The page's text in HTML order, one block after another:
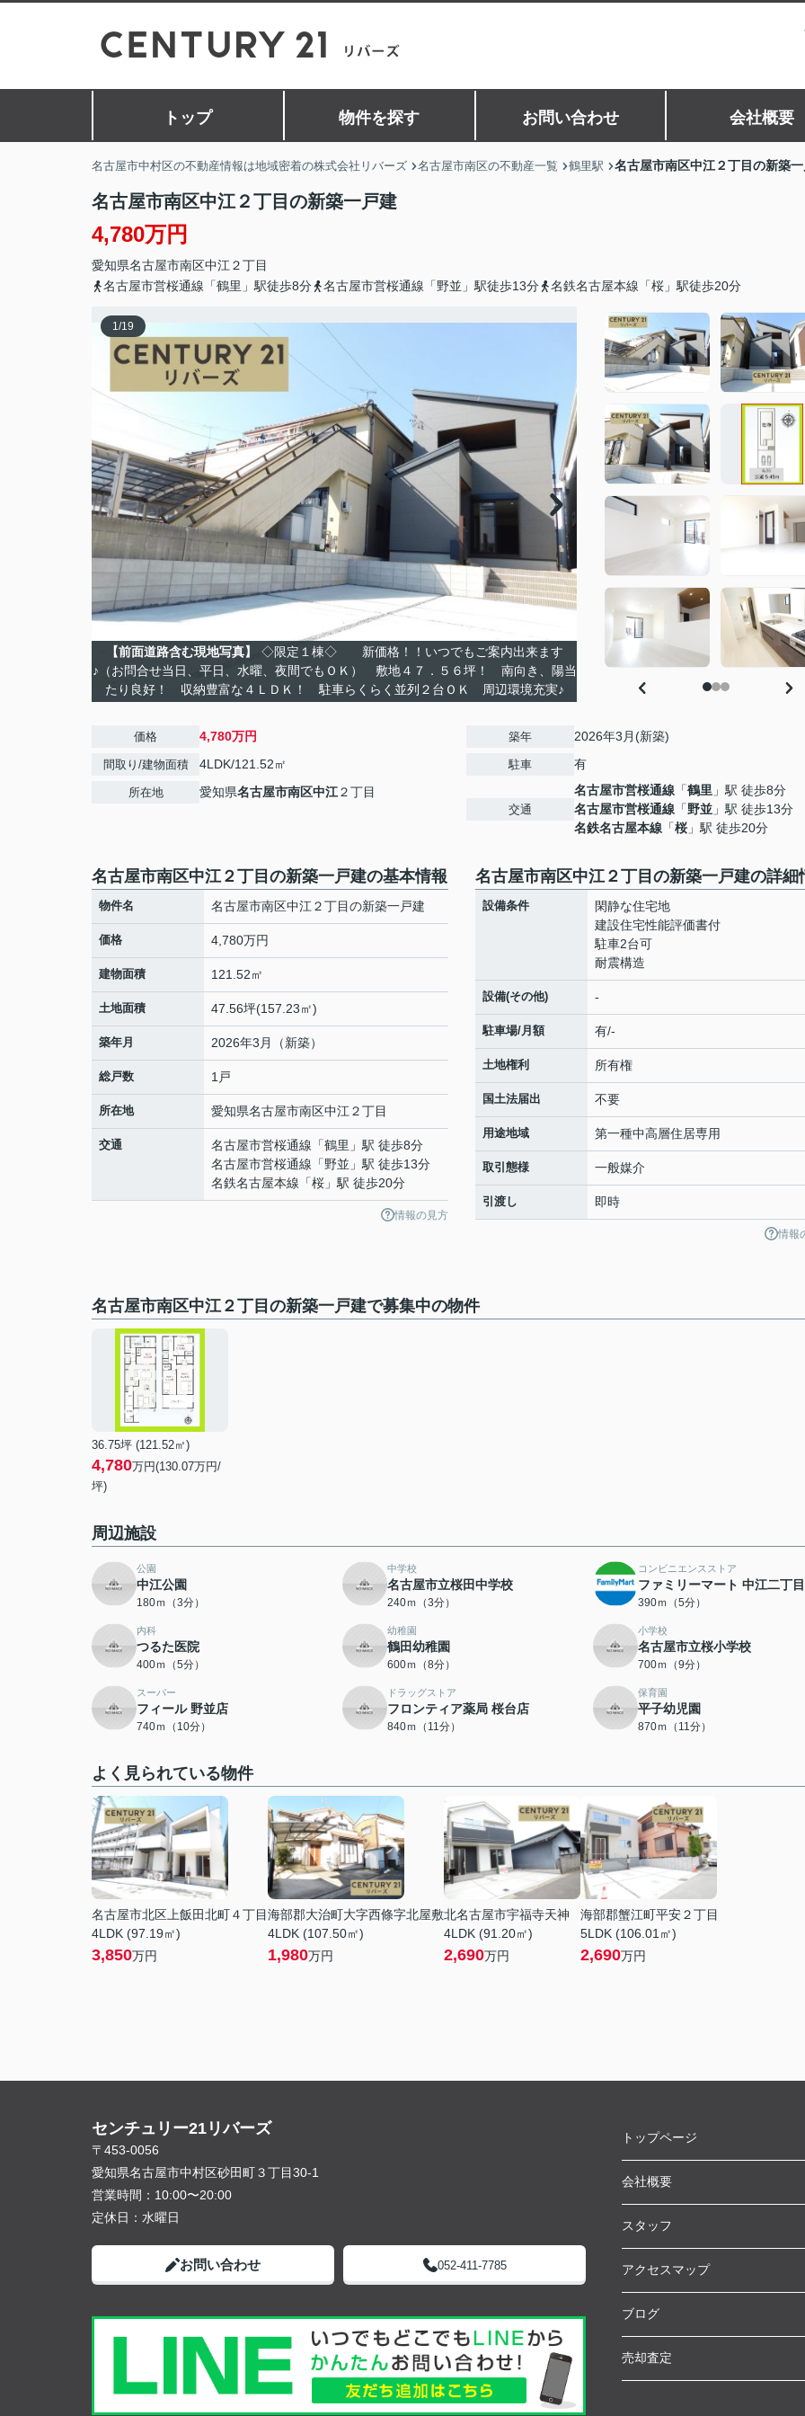
トップ 物件を探す お問い合わせ 会社概要
名古屋市中村区の不動産情報は地域密着の株式会社リバーズ 名古屋市南区の不動産一覧 鶴里駅 名古屋市南区中江２丁目の新築
名古屋市南区中江２丁目の新築一戸建
4,780万円
愛知県名古屋市南区中江 ２丁目
名古屋市営桜通線「鶴里」駅徒歩8分
名古屋市営桜通線「野並」駅徒歩13分 名鉄名古屋本線「桜」駅徒歩20分
1/19
【前面道路含む現地写真】
◇限定１棟◇ 新価格！！いつでもご案内出来ます
♪（お問合せ当日、平日、水曜、夜間でもＯＫ） 敷地４７．５６坪！ 南向き、陽当
たり良好！ 収納豊富な４ＬＤＫ！ 駐車らくらく並列２台ＯＫ 周辺環境充実♪
価格 4,780万円
間取り/建物面積 4LDK/121.52㎡
所在地 愛知県名古屋市南区中江２丁目
築年 2026年3月(新築)
駐車 有
交通
名古屋市営桜通線 「鶴里 」駅 徒歩8分
名古屋市営桜通線 「野並 」駅 徒歩13分
名鉄名古屋本線 「桜 」駅 徒歩20分
名古屋市南区中江２丁目の新築一戸建の基本情報
物件名 名古屋市南区中江２丁目の新築一戸建
価格 4,780万円
建物面積 121.52㎡
土地面積 47.56坪(157.23㎡)
築年月 2026年3月（新築）
総戸数 1戸
所在地 愛知県名古屋市南区中江 ２丁目
交通 名古屋市営桜通線 「鶴里 」駅 徒歩8分
名古屋市営桜通線 「野並 」駅 徒歩13分
名鉄名古屋本線 「桜 」駅 徒歩20分
情報の見方
名古屋市南区中江２丁目の新築一戸建の詳細
設備条件
閑静な住宅地
建設住宅性能評価書付
駐車2台可
耐震構造
設備(その他) -
駐車場/月額 有/-
土地権利 所有権
国土法届出 不要
用途地域 第一種中高層住居専用
取引態様 一般媒介
引渡し 即時
情報
名古屋市南区中江２丁目の新築一戸建で募集中の物件
36.75坪 (121.52㎡)
4,780万円(130.07万円/
坪)
周辺施設
公園
中江公園
180ｍ（3分）
中学校
名古屋市立桜田中学校
240ｍ（3分）
コンビニエンスストア
ファミリーマート 中江二丁
390ｍ（5分）
内科
つるた医院
400ｍ（5分）
幼稚園
鶴田幼稚園
600ｍ（8分）
小学校
名古屋市立桜小学校
700ｍ（9分）
スーパー
フィール 野並店
740ｍ（10分）
ドラッグストア
フロンティア薬局 桜台店
840ｍ（11分）
保育園
平子幼児園
870ｍ（11分）
よく見られている物件
名古屋市北区上飯田北町４丁目
4LDK (97.19㎡)
3,850万円
海部郡大治町大字西條字北屋敷
4LDK (107.50㎡)
1,980万円
北名古屋市宇福寺天神
4LDK (91.20㎡)
2,690万円
海部郡蟹江町平安２丁目
5LDK (106.01㎡)
2,690万円
センチュリー21リバーズ
〒453-0056
愛知県名古屋市中村区砂田町３丁目30-1
営業時間： 10:00〜20:00
定休日： 水曜日
お問い合わせ 052-411-7785
トップページ
会社概要
スタッフ
アクセスマップ
ブログ
売却査定